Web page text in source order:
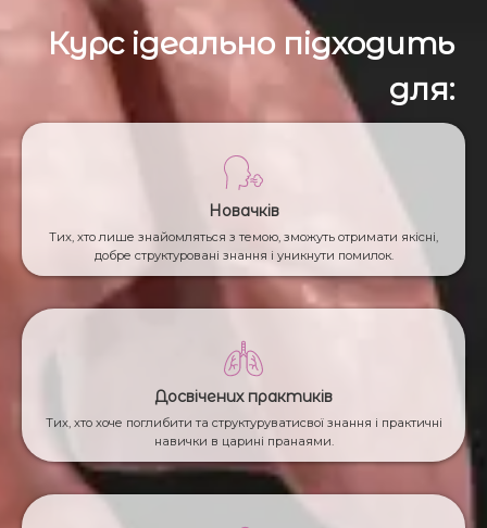
Курс ідеально підходить
для:
Новачків
Тих, хто лише знайомляться з темою, зможуть отримати якісні,
добре структуровані знання і уникнути помилок.
Досвічених практиків
Тих, хто хоче поглибити та структуруватисвої знання і практичні
навички в царині пранаями.